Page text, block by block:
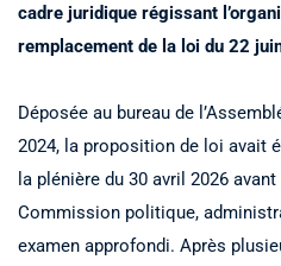
cadre juridique régissant
remplacement de la loi du 22
Déposée au bureau de
2024, la proposition de loi avait
la plénière du 30 avril 2026
Commission politique,
examen approfondi. Après